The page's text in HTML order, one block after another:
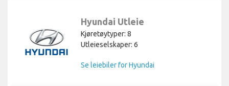
Hyundai Utleie
Kjøretøytyper: 8
Utleieselskaper: 6
Se leiebiler for Hyundai